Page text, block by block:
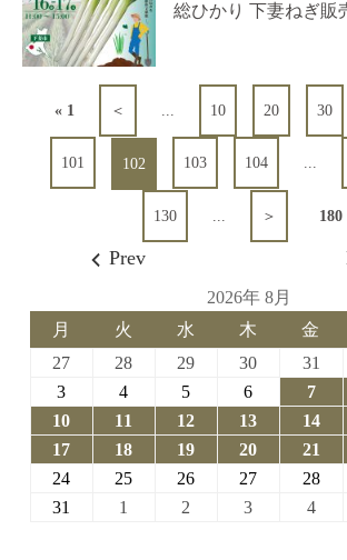
総ひかり 下妻ねぎ販
« 1 ＜ ... 10 20 30
101 102 103 104 ...
130 ... ＞ 180
Prev
2026年 8月
月
曜
火
曜
水
曜
木木
曜
金
日
272026-
27
282026-
292026-
302026-
31
31
32026-
08-
03
42026-
08-
04
52026-
08-
05
62026-
08-
06
72026-
08-
07
102026-
08-
11
08-
11
12
08-
12
132026-
08-
13
14
14
172026-
08-
182026-
08-
192026-
08-
202026-
08-
21
08-
242026-
252026-
262026-
272026-
28
31 1 2 32026-
42026-